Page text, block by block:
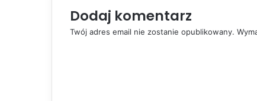
Dodaj komentarz
Twój adres email nie zostanie opublikowany.